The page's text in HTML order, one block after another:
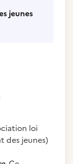
jeunes
loi
des jeunes)